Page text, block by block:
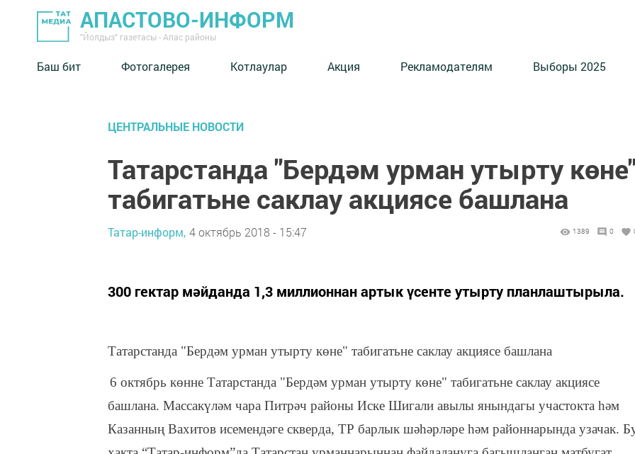
АПАСТОВО-ИНФОРМ
"Йолдыз" газетасы - Апас районы
Баш бит Фотогалерея Котлаулар Акция Рекламодателям Выборы 2025
ЦЕНТРАЛЬНЫЕ НОВОСТИ
Татарстанда "Бердәм урман утырту
табигатьне саклау акциясе башлана
Татар-информ, 4 октябрь 2018 - 15:47 1389 0
300 гектар мәйданда 1,3 миллионнан артык үсенте утырту планлаштырыла.
Татарстанда "Бердәм урман утырту көне" табигатьне саклау акциясе башлана
6 октябрь көнне Татарстанда "Бердәм урман утырту көне" табигатьне саклау акциясе
башлана. Массакүләм чара Питрәч районы Иске Шигали авылы янындагы участокта һәм
Казанның Вахитов исемендәге скверда, ТР барлык шәһәрләре һәм районнарында узачак.